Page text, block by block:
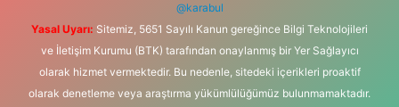
@karabul
Yasal Uyarı: Sitemiz, 5651 Sayılı Kanun gereğince Bilgi Teknolojileri
ve İletişim Kurumu (BTK) tarafından onaylanmış bir Yer Sağlayıcı
olarak hizmet vermektedir. Bu nedenle, sitedeki içerikleri proaktif
olarak denetleme veya araştırma yükümlülüğümüz bulunmamaktadır.